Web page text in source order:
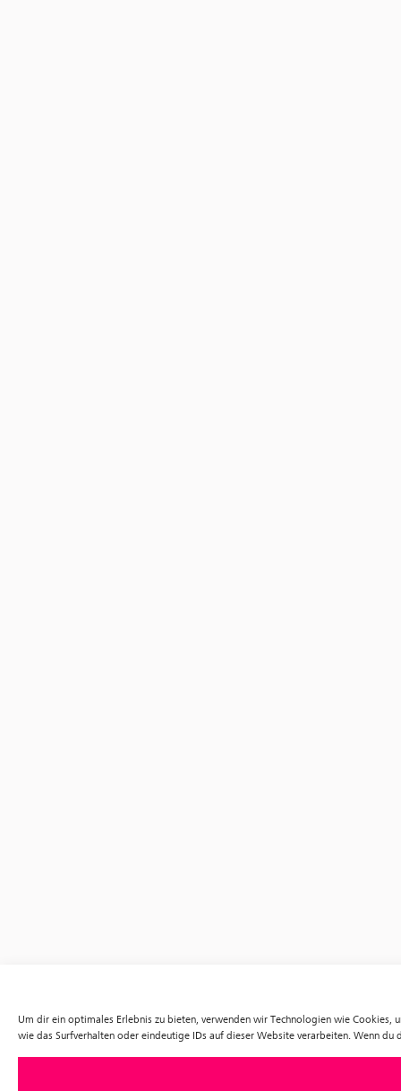
Um dir ein optimales Erlebnis zu bieten, verwenden wir Technologien wie
wie das Surfverhalten oder eindeutige IDs auf dieser Website verarbeiten. Wenn